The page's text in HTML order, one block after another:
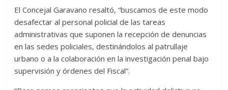
El Concejal Garavano resaltó, “buscamos de este modo
desafectar al personal policial de las tareas
administrativas que suponen la recepción de denuncias
en las sedes policiales, destinándolos al patrullaje
urbano o a la colaboración en la investigación penal bajo
supervisión y órdenes del Fiscal”.